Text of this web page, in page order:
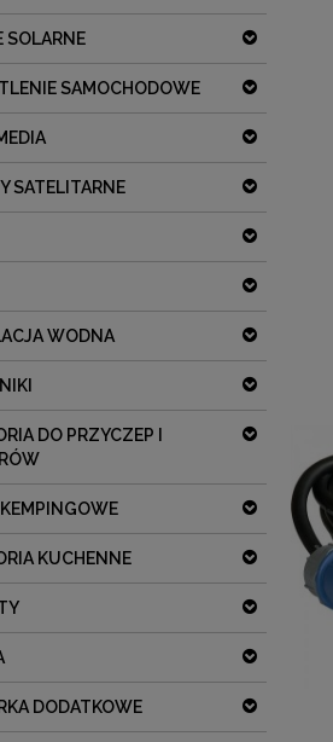
SOLARNE
SAMOCHODOWE
SATELITARNE
WODNA
DO PRZYCZEP I
KUCHENNE
DODATKOWE